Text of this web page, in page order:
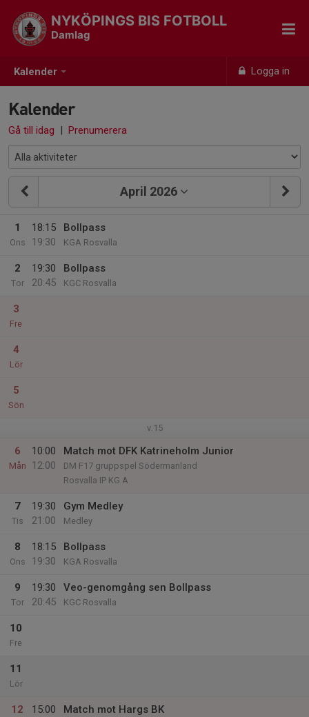
Kalender Logga in
NYKÖPINGS BIS FOTBOLL
Damlag
Kalender
Gå till idag | Prenumerera
April 2026
1
Ons
18:15
19:30
Bollpass
KGA Rosvalla
2
Tor
19:30
20:45
Bollpass
KGC Rosvalla
3
Fre
4
Lör
5
Sön
v.15
6
Mån
10:00
12:00
Match mot DFK Katrineholm Junior
DM F17 gruppspel Södermanland
Rosvalla IP KG A
7
Tis
19:30
21:00
Gym Medley
Medley
8
Ons
18:15
19:30
Bollpass
KGA Rosvalla
9
Tor
19:30
20:45
Veo-genomgång sen Bollpass
KGC Rosvalla
10
Fre
11
Lör
12
15:00
Match mot Hargs BK